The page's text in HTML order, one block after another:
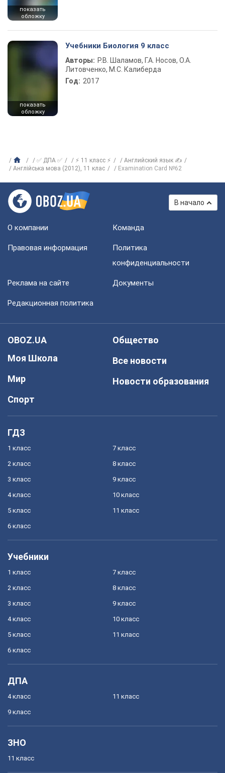
показать
обложку
показать
обложку
Учебники Биология 9 класс
Авторы: Р.В. Шаламов, Г.А. Носов, О.А.
Литовченко, М.С. Калиберда
Год: 2017
✅ ДПА ✅ ⚡ 11 класс ⚡
Английский язык ✍
Англійська мова (2012), 11 клас
Examination Card №62
В начало
О компании Команда
Правовая информация
Политика
конфиденциальности
Реклама на сайте Документы
Редакционная политика
OBOZ.UA
Моя Школа
Мир
Спорт
Общество
Все новости
Новости образования
ГДЗ
1 класс
2 класс
3 класс
4 класс
5 класс
6 класс
7 класс
8 класс
9 класс
10 класс
11 класс
Учебники
1 класс
2 класс
3 класс
4 класс
5 класс
6 класс
7 класс
8 класс
9 класс
10 класс
11 класс
ДПА
4 класс
9 класс
11 класс
ЗНО
11 класс